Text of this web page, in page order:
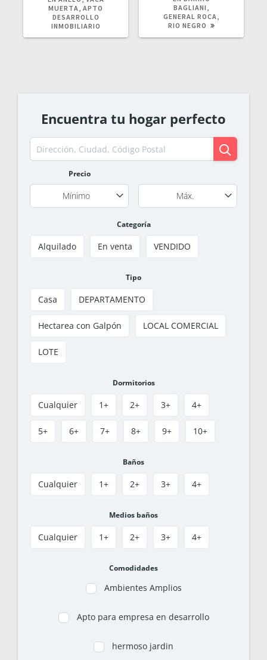
MUERTA, APTO
DESARROLLO
INMOBILIARIO
BAGLIANI,
GENERAL ROCA,
RIO NEGRO
Encuentra tu hogar perfecto
Precio
Mínimo Máx.
Categoría
Alquilado En venta VENDIDO
Tipo
Casa DEPARTAMENTO
Hectarea con Galpón LOCAL COMERCIAL
LOTE
Dormitorios
Cualquier 1+ 2+ 3+ 4+
5+ 6+ 7+ 8+ 9+ 10+
Baños
Cualquier 1+ 2+ 3+ 4+
Medios baños
Cualquier 1+ 2+ 3+ 4+
Comodidades
Ambientes Amplios
Apto para empresa en desarrollo
hermoso jardin